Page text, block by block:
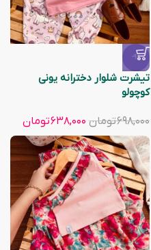
-9%
تیشرت شلوار دخترانه یونی
کوچولو
۶۹۸,۰۰۰تومان ۶۳۸,۰۰۰تومان